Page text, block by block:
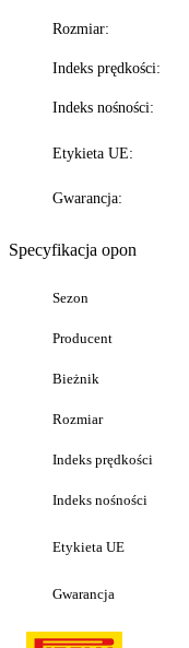
Rozmiar:
Indeks prędkości:
Indeks nośności:
Etykieta UE:
Gwarancja:
Specyfikacja opon
Sezon
Producent
Bieżnik
Rozmiar
Indeks prędkości
Indeks nośności
Etykieta UE
Gwarancja